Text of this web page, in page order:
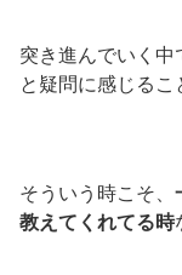
突き進んでいく中
と疑問に感じるこ
そういう時こそ、
教えてくれてる時